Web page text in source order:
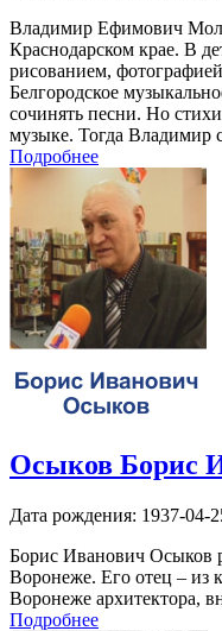
Владимир Ефимович
Краснодарском крае. В
рисованием,
Белгородское
сочинять песни. Но
музыке. Тогда Владимир
Подробнее
Осыков Борис
Дата рождения: 1937-04-
Борис Иванович Осыков
Воронеже. Его отец – из
Воронеже архитектора,
Подробнее